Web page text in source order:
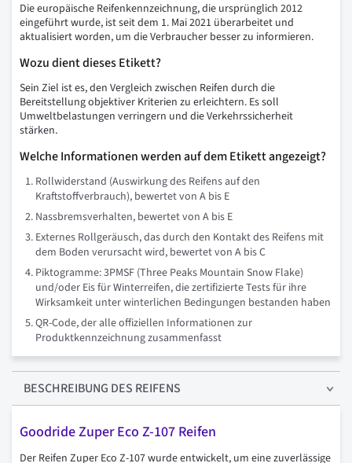
Die europäische Reifenkennzeichnung, die ursprünglich 2012
eingeführt wurde, ist seit dem 1. Mai 2021 überarbeitet und
aktualisiert worden, um die Verbraucher besser zu informieren.
Wozu dient dieses Etikett?
Sein Ziel ist es, den Vergleich zwischen Reifen durch die
Bereitstellung objektiver Kriterien zu erleichtern. Es soll
Umweltbelastungen verringern und die Verkehrssicherheit
stärken.
Welche Informationen werden auf dem Etikett angezeigt?
Rollwiderstand (Auswirkung des Reifens auf den
Kraftstoffverbrauch), bewertet von A bis E
Nassbremsverhalten, bewertet von A bis E
Externes Rollgeräusch, das durch den Kontakt des Reifens mit
dem Boden verursacht wird, bewertet von A bis C
Piktogramme: 3PMSF (Three Peaks Mountain Snow Flake)
und/oder Eis für Winterreifen, die zertifizierte Tests für ihre
Wirksamkeit unter winterlichen Bedingungen bestanden haben
QR-Code, der alle offiziellen Informationen zur
Produktkennzeichnung zusammenfasst
BESCHREIBUNG DES REIFENS
Goodride Zuper Eco Z-107 Reifen
Der Reifen Zuper Eco Z-107 wurde entwickelt, um eine zuverlässige